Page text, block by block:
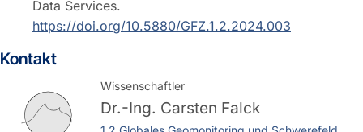
Data Services.
https://doi.org/10.5880/GFZ.1.2.2024.003
Kontakt
Wissenschaftler
Dr.-Ing. Carsten Falck